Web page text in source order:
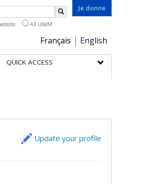
Je donne
Choix
de
la
Français English
All UdeM
QUICK ACCESS
Update your profile